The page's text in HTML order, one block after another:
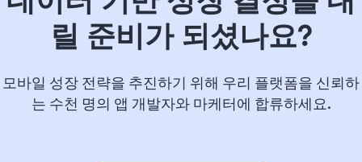
릴 준비가 되셨나요?
모바일 성장 전략을 추진하기 위해 우리 플랫폼을 신뢰하
는 수천 명의 앱 개발자와 마케터에 합류하세요.